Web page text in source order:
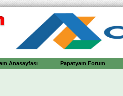
Anasayfası Papatyam Forum